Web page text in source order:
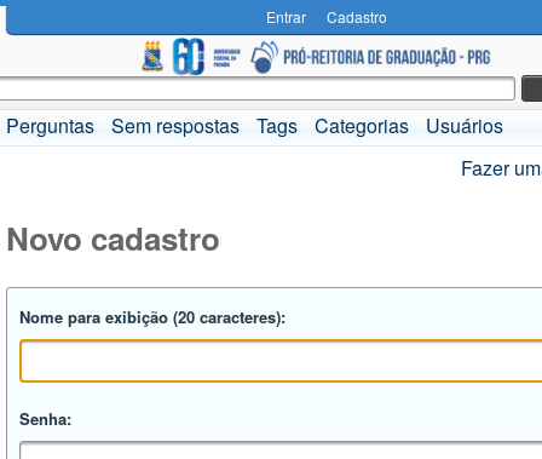
Entrar Cadastro
Perguntas Sem respostas Tags Categorias
Usuários
Fazer
Novo cadastro
Nome para exibição (20 caracteres):
Senha: